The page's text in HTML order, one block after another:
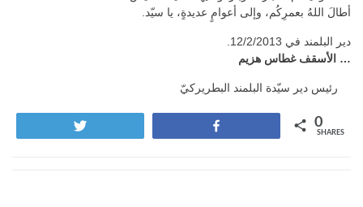
أطالَ اللهُ بعمرِكُم، وإلى أعوامٍ عديدةٍ، يا سيّد.
دير البلمند في 12/2/2013.
… الأسقف غطاس هزيم
رئيس دير سيّدة البلمند البطريركيّ
0
SHARES